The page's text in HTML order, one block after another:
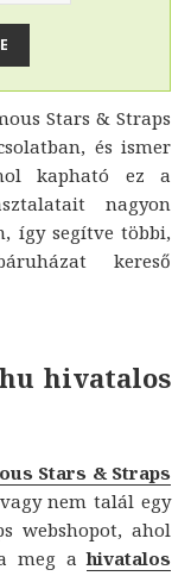
Stars & Straps
és ismer
kapható ez a
nagyon
így segítve többi,
kereső
hivatalos
Stars & Straps
nem talál egy
webshopot, ahol
meg ahivatalos